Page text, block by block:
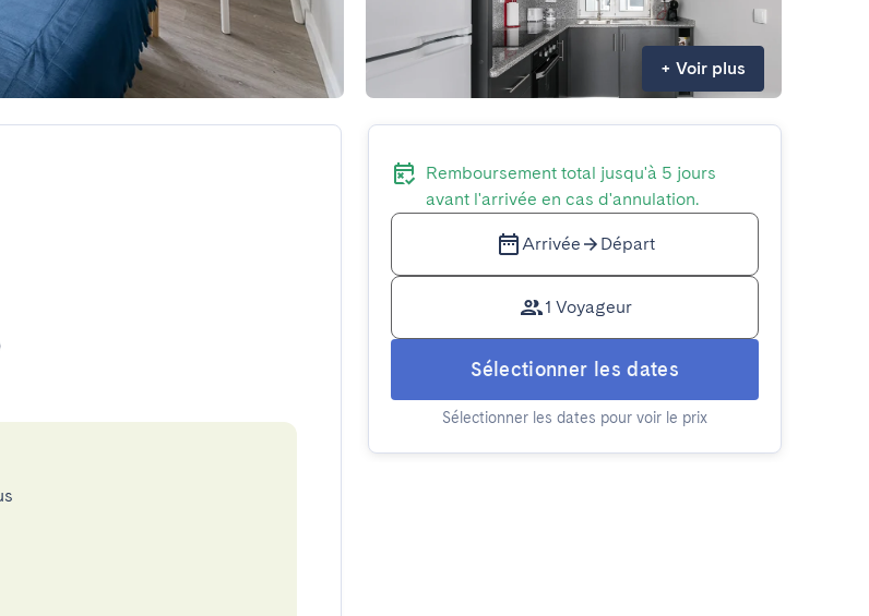
+ Voir plus
Remboursement total jusqu'à 5 jours
avant l'arrivée en cas d'annulation.
Arrivée Départ
1 Voyageur
Sélectionner les dates
Sélectionner les dates pour voir le prix